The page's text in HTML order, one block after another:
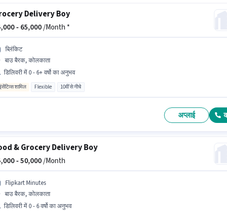
Delivery Boy
- 65,000/Month *
ब्लिंकिट
बाउ बैरक, कोलकाता
डिलिवरी में 0 - 6+ वर्षो का अनुभव
शामिल Flexible 10वीं से नीचे
अप्लाई
& Grocery Delivery Boy
-50,000/Month
Flipkart Minutes
बाउ बैरक, कोलकाता
डिलिवरी में 0 - 6 वर्षो का अनुभव